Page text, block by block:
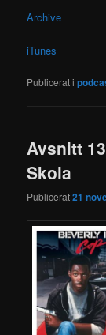
Archive
iTunes
Publicerat i
Avsnitt
Skola
Publicerat21